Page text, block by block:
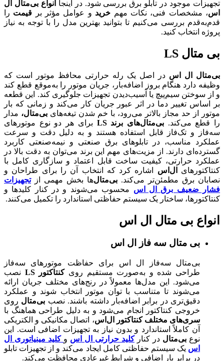
تجهیزات موجود در تابلو برق بررسی شود. در اینجا انواع بی‌متال ال
اس، مشخصات فنی، نکات مهم خرید و عوامل مؤثر بر قیمت را
قدم‌به‌قدم بررسی می‌کنیم تا بتوانید بهترین مدل را با توجه به نیاز
پروژه انتخاب کنید.
بی متال LS
بی‌متال ال اس در اصل یک رله حرارتی محافظ موتور است که
وظیفه دارد هنگام بروز اضافه‌بار، جریان موتور را به‌موقع قطع کند
و از سوختن سیم‌پیچ یا آسیب‌دیدن تجهیزات جلوگیری کند. این قطعه
بر اساس تغییر دما در اثر عبور جریان کار می‌کند و زمانی که بار
موتور از حد مجاز بالاتر می‌رود، با خم شدن تیغه‌های بی‌متال، مدار
را قطع می‌کند.بی‌متال‌های برند LS
برای هر دو نوع موتورهای
سه‌فاز و تک‌فاز قابل استفاده هستند و به دلیل دقت و سرعت
عملکرد مناسب، در تابلوهای برق صنعتی و نیمه‌صنعتی کاربرد
گسترده‌ای دارند. از مزیت‌های مهم این برند می‌توان به دقت بالا در
عملکرد حرارتی، کیفیت ساخت قابل اعتماد و سازگاری کامل با
کنتاکتورهای
ال‌اس اشاره کرد که انتخاب آن را برای طراحان و
نصابان برق مطمئن‌تر می‌کند. بی‌متال‌ها بخش مهمی ازتجهیزات
فشار ضعیف برق ال اس محسوب می‌شوند و در کنار کلیدها و
کنتاکتورها، ساختار یک سیستم حفاظتی استاندارد را تکمیل می‌کنند.
انواع بی متال ال اس
بی متال سه فاز ال اس
بی‌متال سه‌فاز ال اس برای حفاظت موتورهای سه‌فاز
طراحی شده و به‌صورت مستقیم رویکنتاکتور LS
نصب
می‌شود. این مدل‌ها معمولاً در رنج‌های مختلف جریان ارائه
می‌شوند تا متناسب با توان موتور انتخاب شوند و عملکرد
دقیق‌تری در برابر اضافه‌بار داشته باشند. نصب بی‌متال روی
خروجی کنتاکتور انجام می‌شود و به دلیل طراحی هماهنگ با
سری‌های مختلف کنتاکتور ال‌اس، اتصال مکانیکی و الکتریکی
آن کاملاً استاندارد و بدون نیاز به تجهیزات اضافی است. این
نوع بی‌متال در کنارکلید حرارتی ال اس و کلید مینیاتوری ال
اس یک سیستم حفاظتی کامل ایجاد می‌کند و از تجهیزات تابلو
در برابر بار اضافی و شرایط غیرعادی محافظت می‌کند.